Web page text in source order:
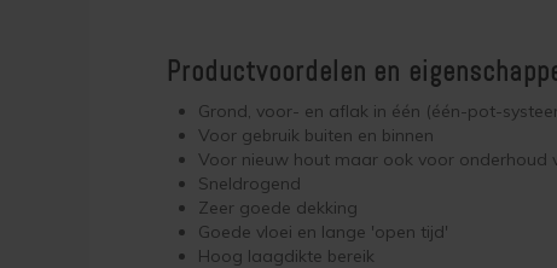
Productvoordelen en
Grond, voor- en aflak in één (één-pot-
Voor gebruik buiten en binnen
Voor nieuw hout maar ook voor onderhoud
Sneldrogend
Zeer goede dekking
Goede vloei en lange 'open tijd'
Hoog laagdikte bereik